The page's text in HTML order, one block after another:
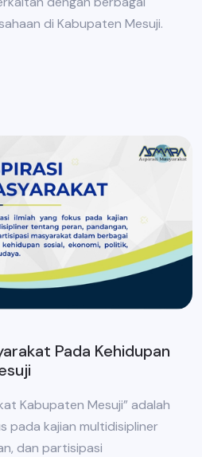
di Kabupaten Mesuji.
Pada Kehidupan
Kabupaten Mesuji” adalah
pada kajian multidisipliner
dan partisipasi